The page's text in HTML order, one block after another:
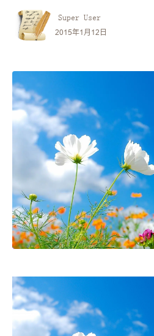
Super User
2015年1月12日